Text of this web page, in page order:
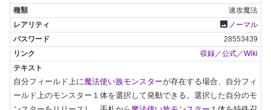
速攻魔法
photo ノーマル
28553439
収録 ／公式 ／Wiki
自分フィールド上に 魔法使い族モンスターが存在する場合、自分フィ
ールド上のモンスター１体を選択して発動できる。選択した自分のモ